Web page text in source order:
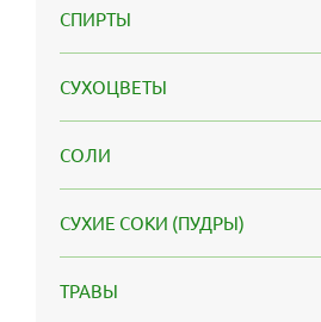
СПИРТЫ
СУХОЦВЕТЫ
СОЛИ
СУХИЕ СОКИ (ПУДРЫ)
ТРАВЫ